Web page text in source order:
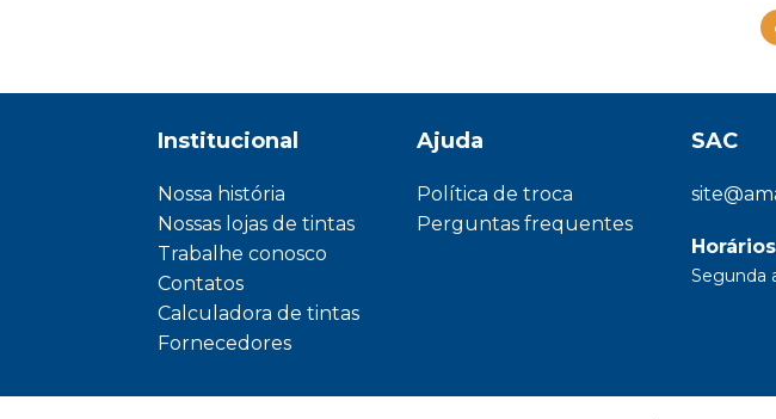
Institucional
Nossa história
Nossas lojas de tintas
Trabalhe conosco
Contatos
Calculadora de tintas
Fornecedores
Ajuda
Política de troca
Perguntas frequentes
SAC
Segunda